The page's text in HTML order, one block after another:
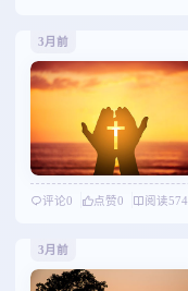
3月前
评论0 点赞0 阅读574
3月前